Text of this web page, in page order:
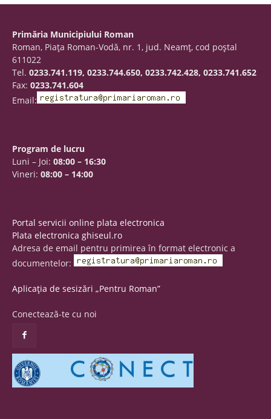
Primăria Municipiului Roman
Roman, Piaţa Roman-Vodă, nr. 1, jud. Neamţ, cod poştal
611022
Tel. 0233.741.119, 0233.744.650, 0233.742.428, 0233.741.652
Fax: 0233.741.604
Email:
Program de lucru
Luni – Joi: 08:00 – 16:30
Vineri: 08:00 – 14:00
Portal servicii online plata electronica
Plata electronica ghiseul.ro
Adresa de email pentru primirea în format electronic a
documentelor:
Aplicația de sesizări „Pentru Roman”
Conectează-te cu noi